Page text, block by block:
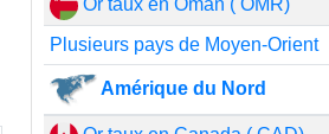
Or taux en Oman ( OMR)
Plusieurs pays de Moyen-Orient
Amérique du Nord